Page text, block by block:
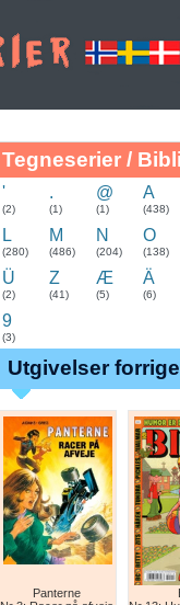
Tegneserier /
'
(2)
.
(1)
@
(1)
A
(438)
L
(280)
M
(486)
N
(204)
O
(138)
Ü
(2)
Z
(41)
Æ
(5)
Ä
(6)
9
(3)
Utgivelser
Panterne